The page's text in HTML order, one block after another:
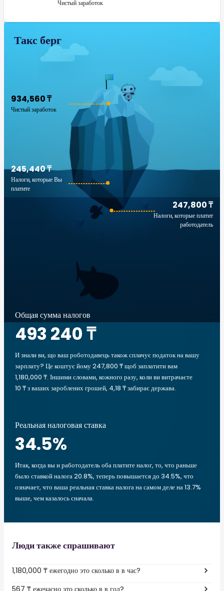
Чистый заработок
Такс берг
934,560 ₸
Чистый заработок
247,800 ₸
Налоги, которые платит
работодатель
245,440 ₸
Налоги, которые Вы
платите
Общая сумма налогов
493 240 ₸
И знали ви, що ваш роботодавець також сплачує податок на вашу
зарплату? Це коштує йому 247,800 ₸ щоб заплатити вам
1,180,000 ₸. Іншими словами, кожного разу, коли ви витрачаєте
10 ₸ з ваших зароблених грошей, 4,18 ₸ забирає держава.
Реальная налоговая ставка
34.5%
Итак, когда вы и работодатель оба платите налог, то, что раньше
было ставкой налога 20.8%, теперь повышается до 34.5%, что
означает, что ваша реальная ставка налога на самом деле на 13.7%
выше, чем казалось сначала.
Люди также спрашивают
1,180,000 ₸ ежегодно это сколько в в час?
567 ₸ ежечасно это сколько в в год?